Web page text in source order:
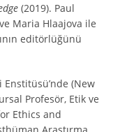
(2019). Paul
Maria Hlaajova ile
editörlüğünü
Enstitüsü’nde (New
Profesör, Etik ve
Ethics and
Araştırma